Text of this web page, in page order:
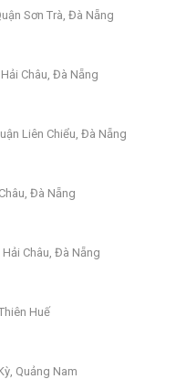
Sơn Trà, Đà Nẵng
Châu, Đà Nẵng
Liên Chiểu, Đà Nẵng
Đà Nẵng
Hải Châu, Đà Nẵng
Huế
Quảng Nam